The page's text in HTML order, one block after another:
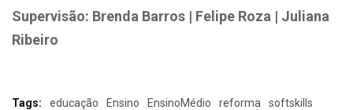
Supervisão: Brenda Barros | Felipe Roza | Juliana
Ribeiro
Tags: educação Ensino EnsinoMédio reforma softskills